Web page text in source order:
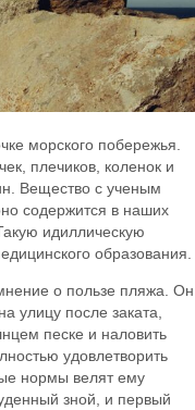
морского побережья.
плечиков, коленок и
Вещество с ученым
содержится в наших
идиллическую
образования.
о пользе пляжа. Он
улицу после заката,
песке и наловить
удовлетворить
нормы велят ему
зной, и первый